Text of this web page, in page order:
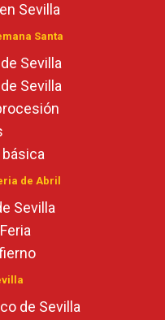
Sevilla
Santa
Sevilla
Sevilla
de Abril
Sevilla
de Sevilla